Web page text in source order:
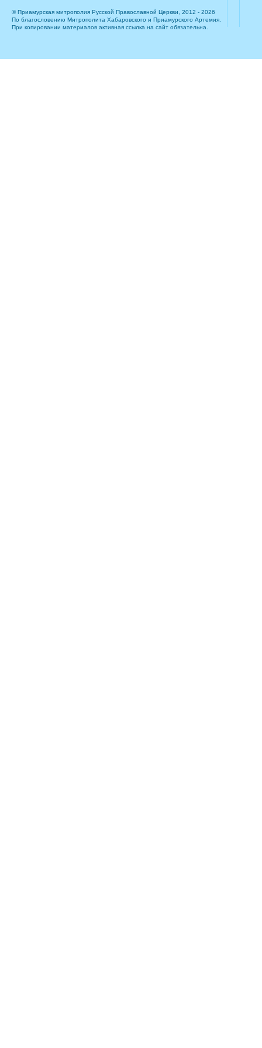
© Приамурская митрополия Русской Православной Церкви, 2012 - 2026
По благословению Митрополита Хабаровского и Приамурского Артемия.
При копировании материалов активная ссылка на сайт обязательна.